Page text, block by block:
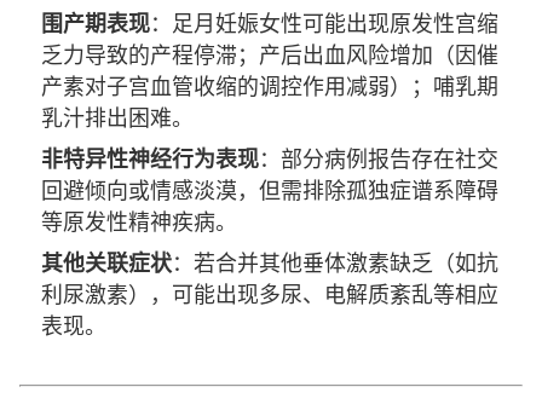
围产期表现：足月妊娠女性可能出现原发性宫缩
乏力导致的产程停滞；产后出血风险增加（因催
产素对子宫血管收缩的调控作用减弱）；哺乳期
乳汁排出困难。
非特异性神经行为表现：部分病例报告存在社交
回避倾向或情感淡漠，但需排除孤独症谱系障碍
等原发性精神疾病。
其他关联症状：若合并其他垂体激素缺乏（如抗
利尿激素），可能出现多尿、电解质紊乱等相应
表现。